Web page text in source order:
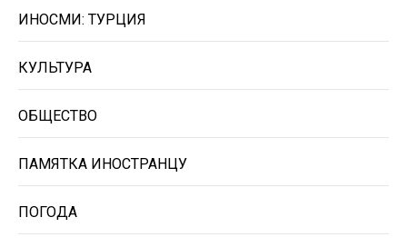
ИНОСМИ: ТУРЦИЯ
КУЛЬТУРА
ОБЩЕСТВО
ПАМЯТКА ИНОСТРАНЦУ
ПОГОДА